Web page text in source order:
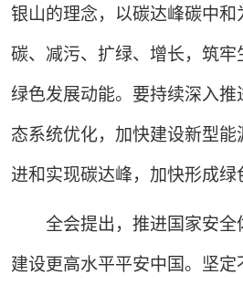
银山的理念，以碳达峰碳中和
碳、减污、扩绿、增长，筑牢
绿色发展动能。要持续深入推
态系统优化，加快建设新型
进和实现碳达峰，加快形成绿
全会提出，推进国家安全
建设更高水平平安中国。坚